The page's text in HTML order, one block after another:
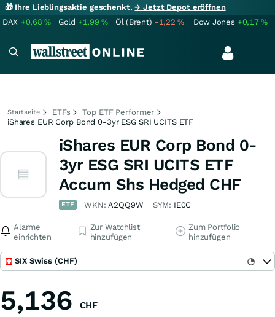
🎁 Ihre Lieblingsaktie geschenkt.→ Jetzt Depot eröffnen
DAX +0,68% Gold +1,99% Öl (Brent) -1,22% Dow Jones +0,17%
Startseite ETFs
Top ETF Performer
iShares EUR Corp Bond 0-3yr ESG SRI UCITS ETF
iShares EUR Corp Bond 0-
3yr ESG SRI UCITS ETF
Accum Shs Hedged CHF
ETF WKN:A2QQ9W SYM: IE0C
Alarme
einrichten
Zur Watchlist
hinzufügen
Zum Portfolio
hinzufügen
SIX Swiss (CHF)
5,136 CHF